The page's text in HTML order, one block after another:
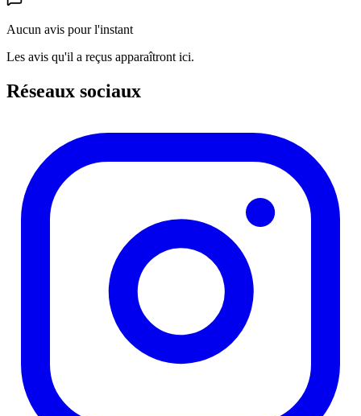
Aucun avis pour l'instant
Les avis qu'il a reçus apparaîtront ici.
Réseaux sociaux